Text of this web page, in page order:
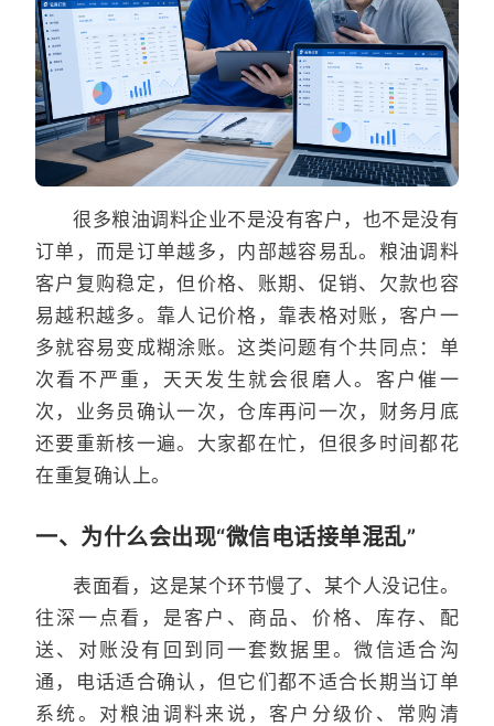
很多粮油调料企业不是没有客户，也不是没有
订单，而是订单越多，内部越容易乱。粮油调料
客户复购稳定，但价格、账期、促销、欠款也容
易越积越多。靠人记价格，靠表格对账，客户一
多就容易变成糊涂账。这类问题有个共同点：单
次看不严重，天天发生就会很磨人。客户催一
次，业务员确认一次，仓库再问一次，财务月底
还要重新核一遍。大家都在忙，但很多时间都花
在重复确认上。
一、为什么会出现“微信电话接单混乱”
表面看，这是某个环节慢了、某个人没记住。
往深一点看，是客户、商品、价格、库存、配
送、对账没有回到同一套数据里。微信适合沟
通，电话适合确认，但它们都不适合长期当订单
系统。对粮油调料来说，客户分级价、常购清